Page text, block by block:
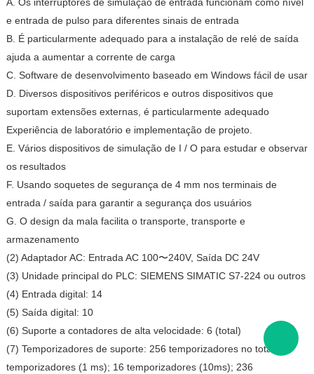
A. Os interruptores de simulação de entrada funcionam como nível
e entrada de pulso para diferentes sinais de entrada
B. É particularmente adequado para a instalação de relé de saída
ajuda a aumentar a corrente de carga
C. Software de desenvolvimento baseado em Windows fácil de usar
D. Diversos dispositivos periféricos e outros dispositivos que
suportam extensões externas, é particularmente adequado
Experiência de laboratório e implementação de projeto.
E. Vários dispositivos de simulação de I / O para estudar e observar
os resultados
F. Usando soquetes de segurança de 4 mm nos terminais de
entrada / saída para garantir a segurança dos usuários
G. O design da mala facilita o transporte, transporte e
armazenamento
(2) Adaptador AC: Entrada AC 100〜240V, Saída DC 24V
(3) Unidade principal do PLC: SIEMENS SIMATIC S7-224 ou outros
(4) Entrada digital: 14
(5) Saída digital: 10
(6) Suporte a contadores de alta velocidade: 6 (total)
(7) Temporizadores de suporte: 256 temporizadores no total; 4
temporizadores (1 ms); 16 temporizadores (10ms); 236